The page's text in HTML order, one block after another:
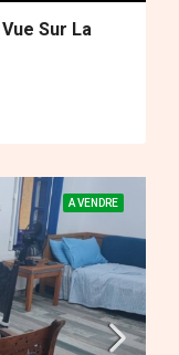
Sur La
A VENDRE